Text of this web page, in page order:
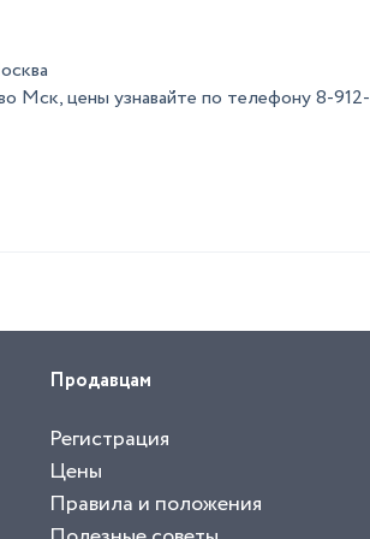
Мск, цены узнавайте по телефону 8-912-
Продавцам
Регистрация
Цены
Правила и положения